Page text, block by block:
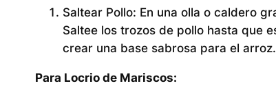
Saltear Pollo: En una olla o caldero
Saltee los trozos de pollo hasta que
crear una base sabrosa para el arroz.
Para Locrio de Mariscos: